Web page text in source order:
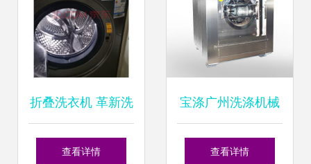
折叠洗衣机 革新洗
衣方式，洗袜子只
查看详情
宝涤广州洗涤机械
厂家浅析 工业洗衣
查看详情